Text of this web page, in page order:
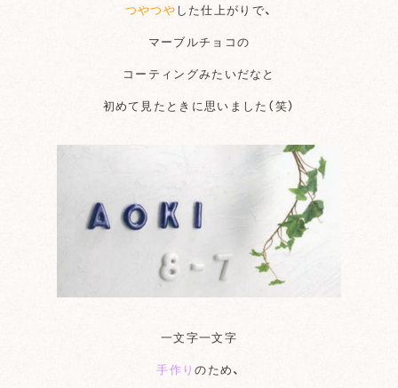
つやつやした仕上がりで、
マーブルチョコの
コーティングみたいだなと
初めて見たときに思いました（笑）
一文字一文字
手作りのため、